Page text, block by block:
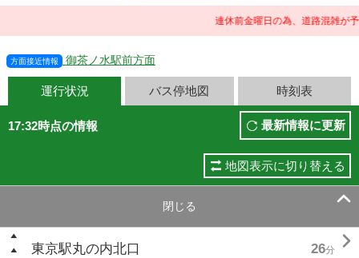
連休前金曜日の為、道路混雑が
方面接近情報 御茶ノ水駅前方面
運行状況 バス停地図 時刻表
17:32時点の情報 最新情報に更新
地図表示に切り替える
閉じる 
東京駅丸の内北口 26分 